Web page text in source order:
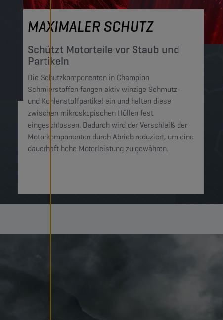
MAXIMALER SCHUTZ
Schützt Motorteile vor Staub und
Partikeln
Die Schutzkomponenten in Champion
Schmierstoffen fangen aktiv winzige Schmutz-
und Kohlenstoffpartikel ein und halten diese
zwischen mikroskopischen Hüllen fest
eingeschlossen. Dadurch wird der Verschleiß der
Motorkomponenten durch Abrieb reduziert, um eine
dauerhaft hohe Motorleistung zu gewähren.